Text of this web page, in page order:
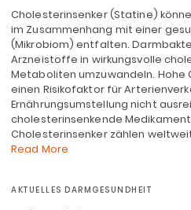
Cholesterinsenker (Statine)
im Zusammenhang mit einer
(Mikrobiom) entfalten.
Arzneistoffe in wirkungsvolle
Metaboliten umzuwandeln.
einen Risikofaktor für
Ernährungsumstellung nicht
cholesterinsenkende
Cholesterinsenker zählen
Read More
AKTUELLES DARMGESUNDHEIT